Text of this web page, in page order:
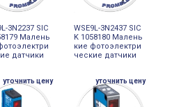
3N2237 SIC
Малень
датчики
WSE9L-3N2437 SIC
K 1058180 Малень
кие фотоэлектри
ческие датчики
уточнить цену уточнить цену